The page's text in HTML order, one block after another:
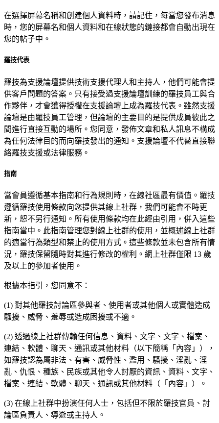
在選擇屏幕名稱和創建個人資料時，請記住，每當您發布消息
時，您的屏幕名和個人資料和在線狀態的鏈接都會自動出現在
您的帖子中。
羅技代表
羅技為支援論壇提供技術支援代理人和主持人，他們可能會提
供客戶問題的答案。只有接受過支援論壇訓練的羅技員工與合
作夥伴，才會獲得授權在支援論壇上成為羅技代表。雖然支援
論壇是由羅技員工管理，但論壇的主要目的是提供成員彼此之
間進行直接互動的場所。您同意，發佈文章和私人訊息不構成
為任何法律目的而向羅技發出的通知。支援論壇不代替直接聯
絡羅技支援或法律服務。
指南
當會員遵循基本指南和行為規則時，在線社區最有價值。羅技
遵循羅技使用條款向您提供其線上社群，我們可能會不時更
新，恕不另行通知。所有使用條款均在此經由引用，併入這些
指南當中。此指南管理您對線上社群的使用，並概述線上社群
的適當行為類型和禁止的使用方式。這些條款並未包含所有情
況，羅技保留隨時對其進行修改的權利。網上社群僅限 13 歲
及以上的參加者使用。
根據本指引，您同意不：
(1) 對其他羅技討論區參與者、使用者或其他個人或實體造成
騷擾、威脅、羞辱或造成困擾或不適。
(2) 透過線上社群傳輸任何信息、資料、文字、文字、檔案、
連結、軟體、聊天、通訊或其他材料（以下簡稱「內容」），
如羅技認為屬非法、有害、威脅性、濫用、騷擾、淫亂、淫
亂、仇恨、種族、民族或其他令人討厭的資訊、資料、文字、
檔案、連結、軟體、聊天、通訊或其他材料（「內容」）。
(3) 在線上社群中扮演任何人士，包括但不限於羅技官員、討
論區負責人、導遊或主持人。